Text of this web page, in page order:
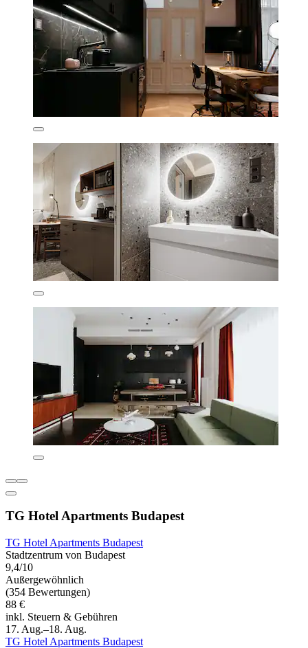
TG Hotel Apartments Budapest
TG Hotel Apartments Budapest
Stadtzentrum von Budapest
9,4/10
Außergewöhnlich
(354 Bewertungen)
88 €
inkl. Steuern & Gebühren
17. Aug.–18. Aug.
TG Hotel Apartments Budapest